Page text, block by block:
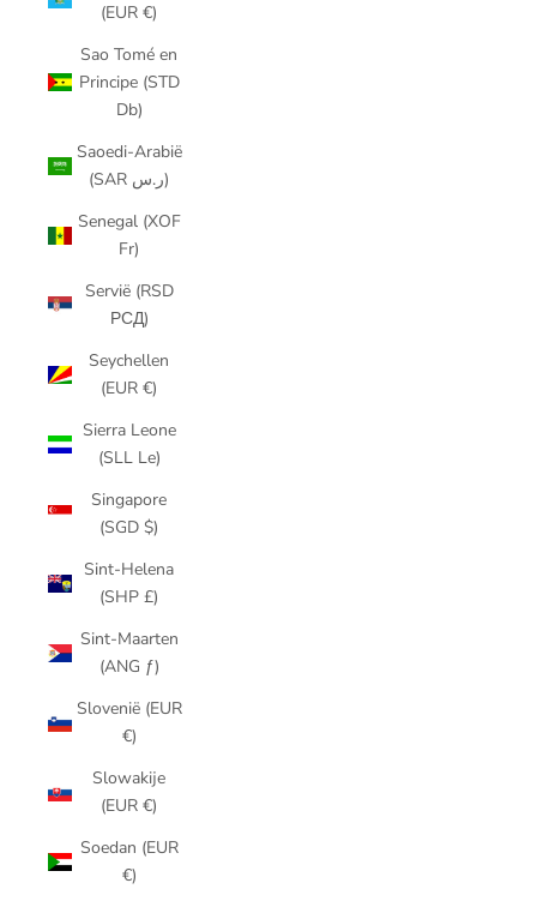
(EUR €)
Sao Tomé en
Principe (STD
Db)
Saoedi-Arabië
(SAR ر.س)
Senegal (XOF
Fr)
Servië (RSD
РСД)
Seychellen
(EUR €)
Sierra Leone
(SLL Le)
Singapore
(SGD $)
Sint-Helena
(SHP £)
Sint-Maarten
(ANG ƒ)
Slovenië (EUR
€)
Slowakije
(EUR €)
Soedan (EUR
€)